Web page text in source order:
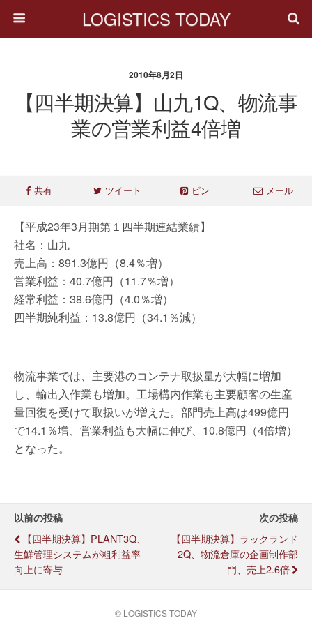
LOGISTICS TODAY
2010年8月2日
【四半期決算】山九1Q、物流事
業の営業利益4倍増
共有 ツイート ピン メール
【平成23年3月期第１四半期連結業績】
社名：山九
売上高：891.3億円（8.4％増）
営業利益：40.7億円（11.7％増）
経常利益：38.6億円（4.0％増）
四半期純利益：13.8億円（34.1％減）
物流事業では、主要港のコンテナ取扱量が大幅に増加
し、輸出入作業も増加。工場構内作業も主要顧客の生産
量回復を受けて取扱いが増えた。部門売上高は499億円
で14.1％増、営業利益も大幅に伸び、10.8億円（4倍増）
となった。
以前の投稿
【四半期決算】PLANT3Q、
生鮮管理システムが粗利益率
向上に寄与
次の投稿
【四半期決算】ラックランド
2Q、物流倉庫の企画制作部
門、売上2.6倍
© LOGISTICS TODAY